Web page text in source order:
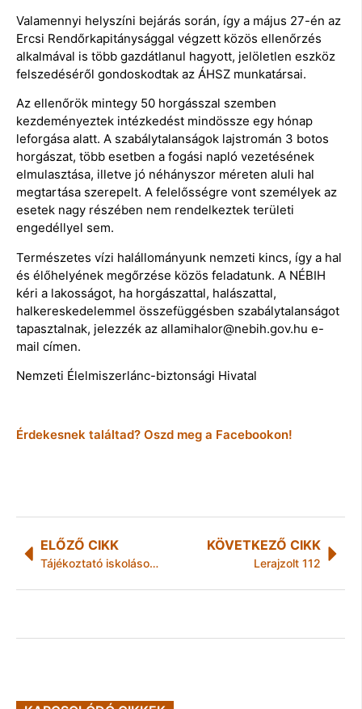
Valamennyi helyszíni bejárás során, így a május 27-én az
Ercsi Rendőrkapitánysággal végzett közös ellenőrzés
alkalmával is több gazdátlanul hagyott, jelöletlen eszköz
felszedéséről gondoskodtak az ÁHSZ munkatársai.
Az ellenőrök mintegy 50 horgásszal szemben
kezdeményeztek intézkedést mindössze egy hónap
leforgása alatt. A szabálytalanságok lajstromán 3 botos
horgászat, több esetben a fogási napló vezetésének
elmulasztása, illetve jó néhányszor méreten aluli hal
megtartása szerepelt. A felelősségre vont személyek az
esetek nagy részében nem rendelkeztek területi
engedéllyel sem.
Természetes vízi halállományunk nemzeti kincs, így a hal
és élőhelyének megőrzése közös feladatunk. A NÉBIH
kéri a lakosságot, ha horgászattal, halászattal,
halkereskedelemmel összefüggésben szabálytalanságot
tapasztalnak, jelezzék az allamihalor@nebih.gov.hu e-
mail címen.
Nemzeti Élelmiszerlánc-biztonsági Hivatal
Érdekesnek találtad? Oszd meg a Facebookon!
ELŐZŐ CIKK
Tájékoztató iskolásoknak a korszerű táplálkozásról
KÖVETKEZŐ CIKK
Lerajzolt 112